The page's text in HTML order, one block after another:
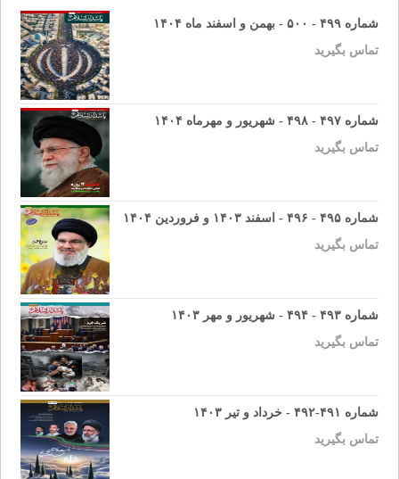
شماره ۴۹۹ - ۵۰۰ - بهمن و اسفند ماه ۱۴۰۴
تماس بگیرید
شماره ۴۹۷ - ۴۹۸ - شهریور و مهرماه ۱۴۰۴
تماس بگیرید
شماره ۴۹۵ - ۴۹۶ - اسفند ۱۴۰۳ و فروردین ۱۴۰۴
تماس بگیرید
شماره ۴۹۳ - ۴۹۴ - شهریور و مهر ۱۴۰۳
تماس بگیرید
شماره ۴۹۱-۴۹۲ - خرداد و تیر ۱۴۰۳
تماس بگیرید